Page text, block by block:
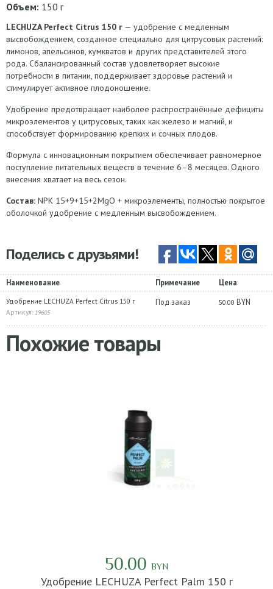
Объем: 150 г
LECHUZA Perfect Citrus 150 г — удобрение с медленным
высвобождением, созданное специально для цитрусовых растений:
лимонов, апельсинов, кумкватов и других представителей этого
рода. Сбалансированный состав удовлетворяет высокие
потребности в питании, поддерживает здоровье растений и
стимулирует активное плодоношение.
Удобрение предотвращает наиболее распространённые дефициты
микроэлементов у цитрусовых, таких как железо и магний, и
способствует формированию крепких и сочных плодов.
Формула с инновационным покрытием обеспечивает равномерное
поступление питательных веществ в течение 6–8 месяцев. Одного
внесения хватает на весь сезон.
Состав: NPK 15+9+15+2MgO + микроэлементы, полностью покрытое
оболочкой удобрение с медленным высвобождением.
Поделись с друзьями!
Наименование Примечание Цена
Удобрение LECHUZA Perfect Citrus 150 г
Артикул: 19605
Под заказ 50.00 BYN
Похожие товары
50.00 BYN
Удобрение LECHUZA Perfect Palm 150 г